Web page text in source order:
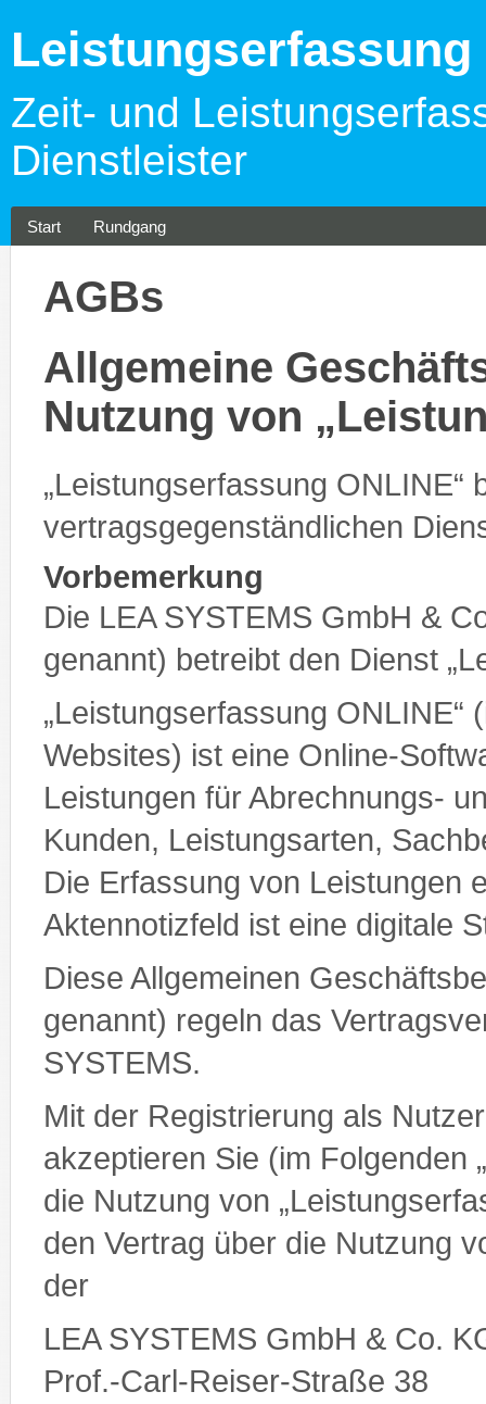
Leistungserfassung
Zeit- und
Dienstleister
Start Rundgang
AGBs
Allgemeine
Nutzung von
„Leistungserfassung ONLINE“
vertragsgegenständlichen
Vorbemerkung
Die LEA SYSTEMS GmbH &
genannt) betreibt den Dienst
„Leistungserfassung
Websites) ist eine Online-
Leistungen für Abrechnungs-
Kunden, Leistungsarten,
Die Erfassung von Leistungen
Aktennotizfeld ist eine digitale
Diese Allgemeinen
genannt) regeln das
SYSTEMS.
Mit der Registrierung als
akzeptieren Sie (im Folgenden
die Nutzung von
den Vertrag über die Nutzung
der
LEA SYSTEMS GmbH & Co.
Prof.-Carl-Reiser-Straße 38